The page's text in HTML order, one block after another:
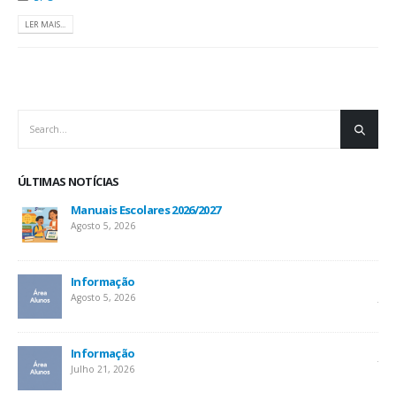
LER MAIS...
ÚLTIMAS NOTÍCIAS
Manuais Escolares 2026/2027
Agosto 5, 2026
Informação
Agosto 5, 2026
Informação
Julho 21, 2026